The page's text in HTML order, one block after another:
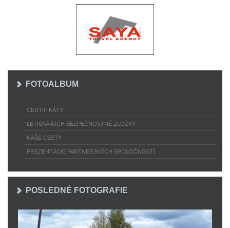
FOTOALBUM
CERTIFIKÁTY
LETISKÁ A ICH BEZPEČNOSTNÉ ZLOŽKY
NAŠE CESTY
PREZENTÁCIE PARTNERSKÝCH SPOLOČNOSTÍ
POSLEDNÉ FOTOGRAFIE